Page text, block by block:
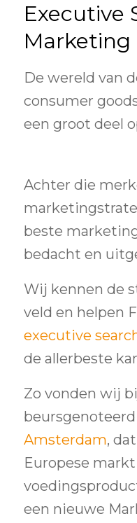
Executive
Marketing
De wereld van
consumer
een groot deel
Achter die
beste
bedacht en
Wij kennen de
veld en helpen
executive
de allerbeste
Zo vonden wij
Amsterdam,
Europese
een nieuwe